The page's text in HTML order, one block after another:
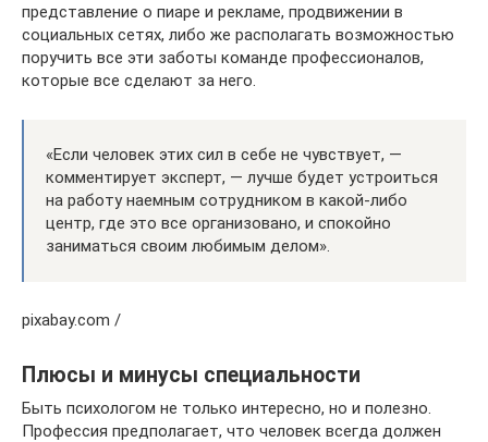
представление о пиаре и рекламе, продвижении в
социальных сетях, либо же располагать возможностью
поручить все эти заботы команде профессионалов,
которые все сделают за него.
«Если человек этих сил в себе не чувствует, —
комментирует эксперт, — лучше будет устроиться
на работу наемным сотрудником в какой-либо
центр, где это все организовано, и спокойно
заниматься своим любимым делом».
pixabay.com /
Плюсы и минусы специальности
Быть психологом не только интересно, но и полезно.
Профессия предполагает, что человек всегда должен